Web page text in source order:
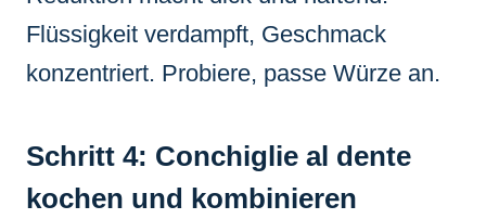
Flüssigkeit verdampft, Geschmack
konzentriert. Probiere, passe Würze an.
Schritt 4: Conchiglie al dente
kochen und kombinieren